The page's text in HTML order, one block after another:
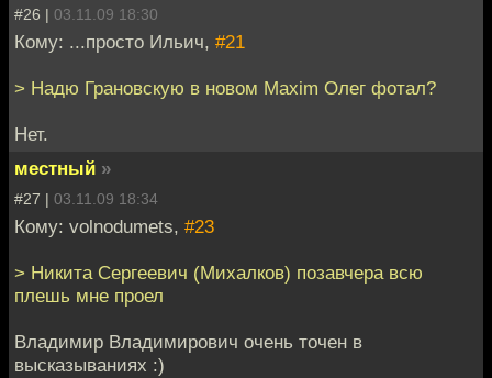
#26 | 03.11.09 18:30
Кому: ...просто Ильич, #21
> Надю Грановскую в новом Maxim Олег фотал?
Нет.
местный »
#27 | 03.11.09 18:34
Кому: volnodumets, #23
> Никита Сергеевич (Михалков) позавчера всю
плешь мне проел
Владимир Владимирович очень точен в
высказываниях :)